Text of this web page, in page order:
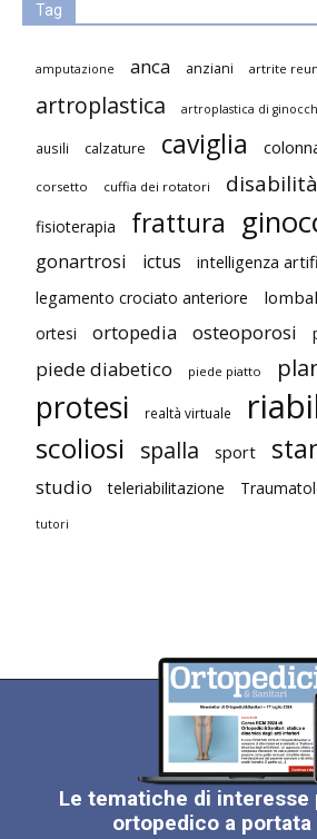
Tag
amputazione anca anziani artrite
artroplastica artroplastica di
ausili calzature caviglia
corsetto cuffia dei rotatori disabilità
fisioterapia frattura
gonartrosi ictus intelligenza
legamento crociato anteriore
ortesi
ortopedia osteoporosi
piede diabetico piede piatto
protesi realtà virtuale
scoliosi spalla sport
studio teleriabilitazione
tutori
Le tematiche di interesse
ortopedico a